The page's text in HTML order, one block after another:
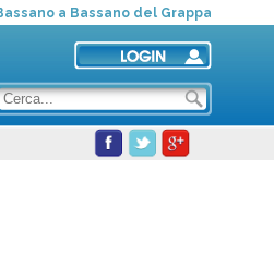
a Bassano del Grappa